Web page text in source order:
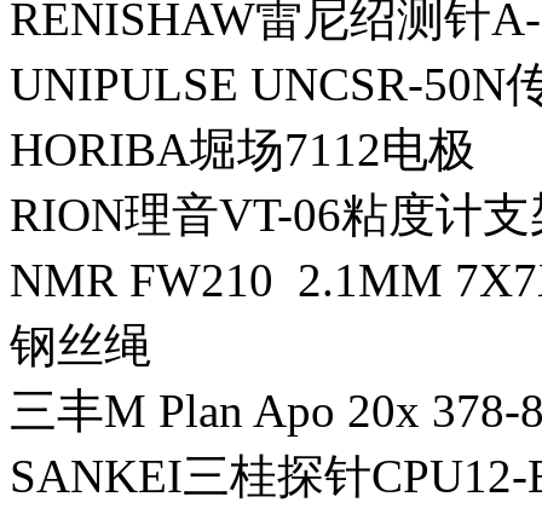
RENISHAW雷尼绍测针
UNIPULSE UNCSR-50N
HORIBA堀场7112电极
RION理音VT-06粘度计支
NMR FW210 2.1MM
钢丝绳
三丰M Plan Apo 20x
SANKEI三桂探针CPU12-